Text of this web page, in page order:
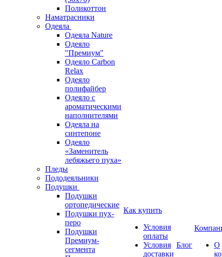
Поликоттон
Наматрасники
Одеяла
Одеяла Nature
Одеяло
"Премиум"
Одеяло Carbon
Relax
Одеяло
полифайбер
Одеяло с
ароматическими
наполнителями
Одеяла на
синтепоне
Одеяло
«Заменитель
лебяжьего пуха»
Пледы
Пододеяльники
Подушки
Подушки
ортопедические
Подушки пух-
перо
Подушки
Премиум-
сегмента
Как купить
Условия
оплаты
Условия
доставки
Блог
О